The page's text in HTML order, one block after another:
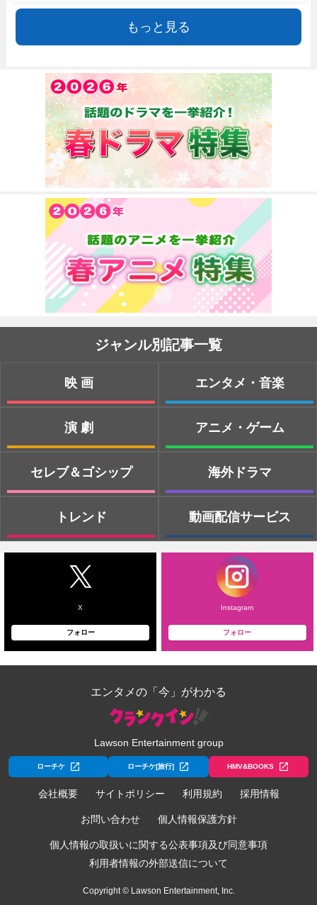
もっと見る
ジャンル別記事一覧
映画
演劇
セレブ＆ゴシップ
トレンド
エンタメ・音楽
アニメ・ゲーム
海外ドラマ
動画配信サービス
X
フォロー
Instagram
フォロー
エンタメの「今」がわかる
Lawson Entertainment group
ローチケ ローチケ[旅行] HMV&BOOKS
会社概要 サイトポリシー 利用規約 採用情報
お問い合わせ 個人情報保護方針
個人情報の取扱いに関する公表事項及び同意事項
利用者情報の外部送信について
Copyright © Lawson Entertainment, Inc.